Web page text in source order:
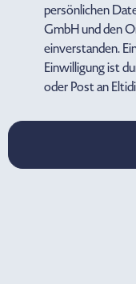
persönlichen
GmbH und den
einverstanden.
Einwilligung ist
oder Post an